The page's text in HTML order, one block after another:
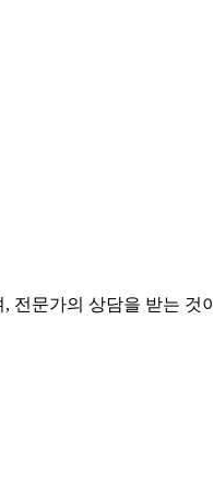
전문가의 상담을 받는 것